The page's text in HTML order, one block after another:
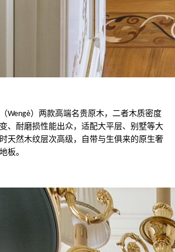
Wengè）两款高端名贵原木，二者木质密度
、耐磨损性能出众，适配大平层、别墅等大
天然木纹层次高级，自带与生俱来的原生奢
板。